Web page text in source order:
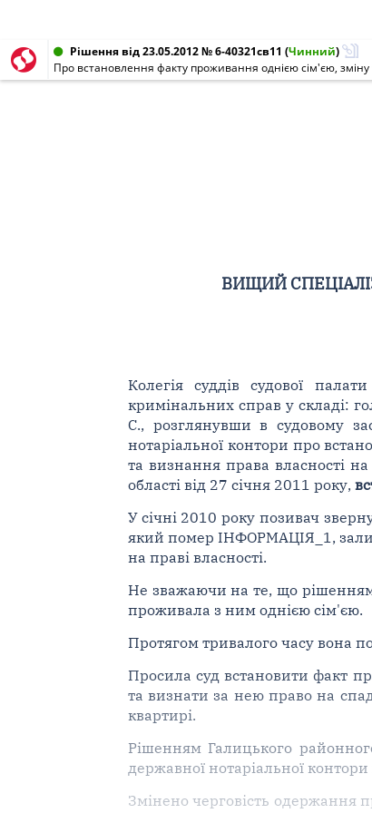
Рішення від 23.05.2012 № 6-40321св11 (Чинний)
Про встановлення факту проживання однією сім'єю,
ВИЩИЙ
Колегія суддів судової
кримінальних справ у складі:
С., розглянувши в судовому
нотаріальної контори про
та визнання права власності
області від 27 січня 2011 року,
У січні 2010 року позивач
який помер ІНФОРМАЦІЯ_1,
на праві власності.
Не зважаючи на те, що
проживала з ним однією сім'єю.
Протягом тривалого часу вона
Просила суд встановити факт
та визнати за нею право на
квартирі.
Рішенням Галицького
державної нотаріальної
Змінено черговість одержання